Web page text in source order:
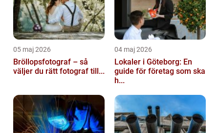
05 maj 2026
Bröllopsfotograf – så
väljer du rätt fotograf till...
04 maj 2026
Lokaler i Göteborg: En
guide för företag som ska
h...